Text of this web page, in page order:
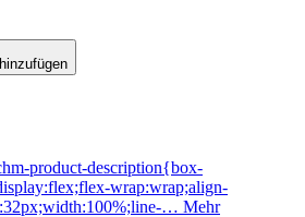
product-description{box-
wrap:wrap;align-
… Mehr